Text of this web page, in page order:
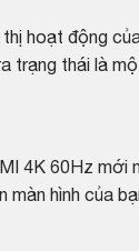
hoạt động
trạng thái là
4K 60Hz mới
màn hình của